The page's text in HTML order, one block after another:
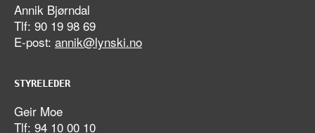
Annik Bjørndal
Tlf: 90 19 98 69
E-post: annik@lynski.no
STYRELEDER
Geir Moe
Tlf: 94 10 00 10